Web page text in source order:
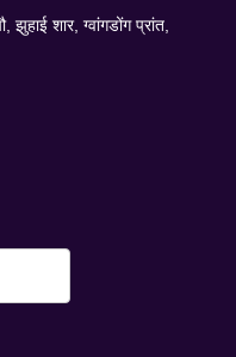
शार, ग्वांगडोंग प्रांत,